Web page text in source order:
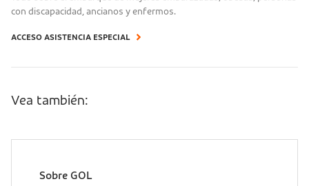
con discapacidad, ancianos y enfermos.
ACCESO ASISTENCIA ESPECIAL
Vea también:
Sobre GOL